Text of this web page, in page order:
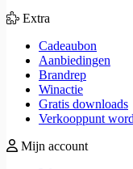
Extra
Cadeaubon
Aanbiedingen
Brandrep
Winactie
Gratis downloads
Verkooppunt
Mijn account